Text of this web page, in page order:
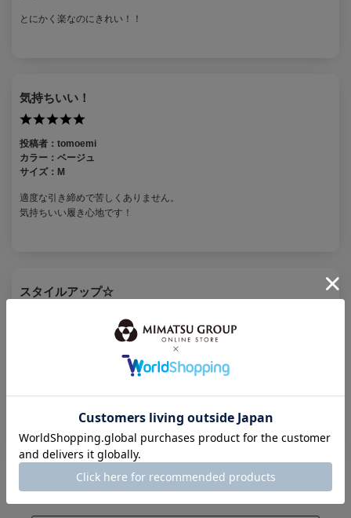
とにかく楽なのにきれい！！
気持ちいい！
投稿者： tomoemi
カラー： ベージュ
サイズ： M
適度な引き締めで苦しくありません。
気持ちいい履き心地です！
スタイルアップ☆
♪とても着心地が良いのにスタイルアップ出来る素敵なお品です！